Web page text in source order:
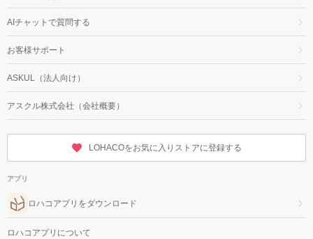
AIチャットで質問する
お客様サポート
ASKUL（法人向け）
アスクル株式会社（会社概要）
LOHACOをお気に入りストアに登録する
アプリ
ロハコアプリをダウンロード
ロハコアプリについて